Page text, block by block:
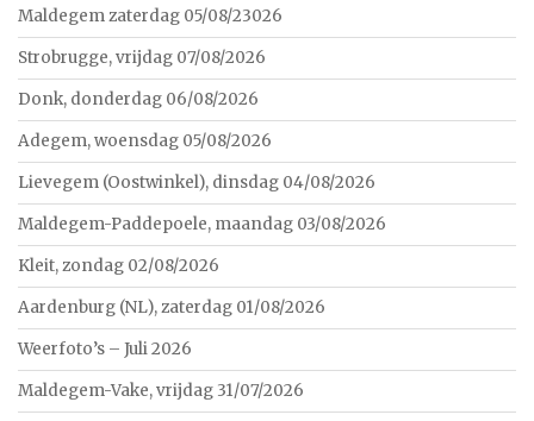
Maldegem zaterdag 05/08/23026
Strobrugge, vrijdag 07/08/2026
Donk, donderdag 06/08/2026
Adegem, woensdag 05/08/2026
Lievegem (Oostwinkel), dinsdag 04/08/2026
Maldegem-Paddepoele, maandag 03/08/2026
Kleit, zondag 02/08/2026
Aardenburg (NL), zaterdag 01/08/2026
Weerfoto’s – Juli 2026
Maldegem-Vake, vrijdag 31/07/2026